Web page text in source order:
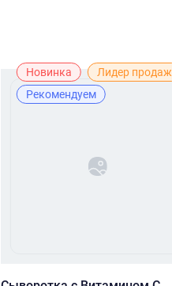
Новинка
Лидер продаж
Рекомендуем